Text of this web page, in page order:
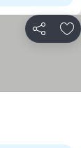
Zdieľať